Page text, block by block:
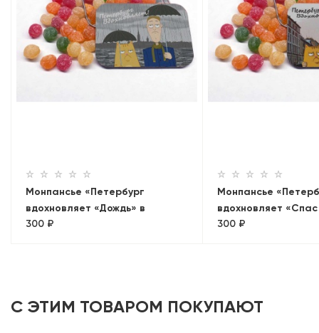
Монпансье «Петербург
вдохновляет «Дождь» в
металлической баночке
300 ₽
Монпансье
вдохновляет
в металлической
300 ₽
С ЭТИМ ТОВАРОМ ПОКУПАЮТ